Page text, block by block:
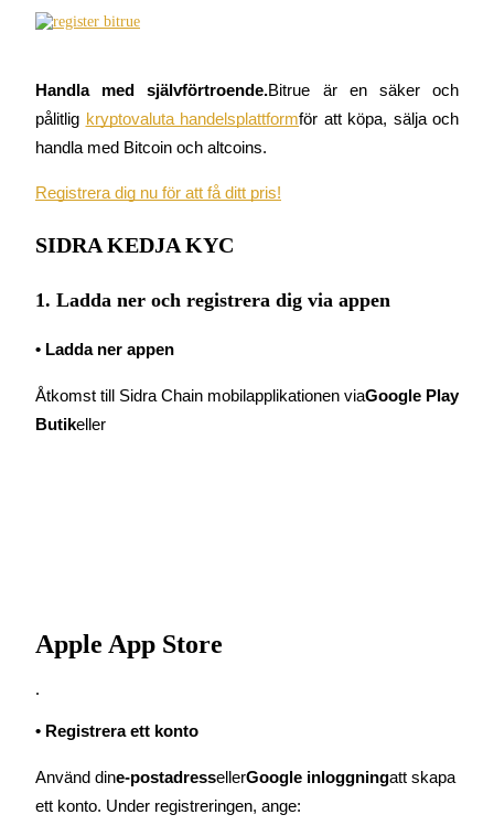
USDC Futures
Futures med USDC som säkerhet
Handla med självförtroende.Bitrue är en säker och
pålitlig kryptovaluta handelsplattformför att köpa, sälja och
handla med Bitcoin och altcoins.
Registrera dig nu för att få ditt pris!
SIDRA KEDJA KYC
1. Ladda ner och registrera dig via appen
• Ladda ner appen
Åtkomst till Sidra Chain mobilapplikationen viaGoogle Play
Butikeller
Apple App Store
.
• Registrera ett konto
Använd dine-postadressellerGoogle inloggningatt skapa
ett konto. Under registreringen, ange: